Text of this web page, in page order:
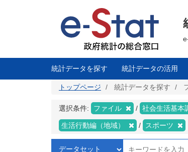
に
統計データを探す 統計データの活用
トップページ 統計データを探す
選択条件: ファイル 社会生活基本
生活行動編（地域） スポーツ